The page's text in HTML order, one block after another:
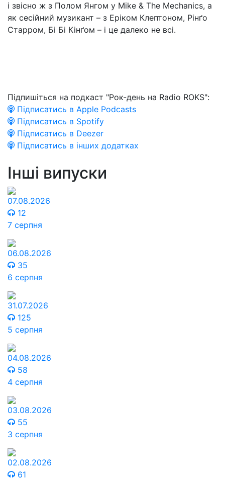
і звісно ж з Полом Янгом у Mike & The Mechanics, а
як сесійний музикант – з Еріком Клептоном, Рінґо
Старром, Бі Бі Кінґом – і це далеко не всі.
Підпишіться на подкаст "Рок-день на Radio ROKS":
Підписатись в Apple Podcasts
Підписатись в Spotify
Підписатись в Deezer
Підписатись в інших додатках
Інші випуски
07.08.2026
12
7 серпня
06.08.2026
35
6 серпня
31.07.2026
125
5 серпня
04.08.2026
58
4 серпня
03.08.2026
55
3 серпня
02.08.2026
61